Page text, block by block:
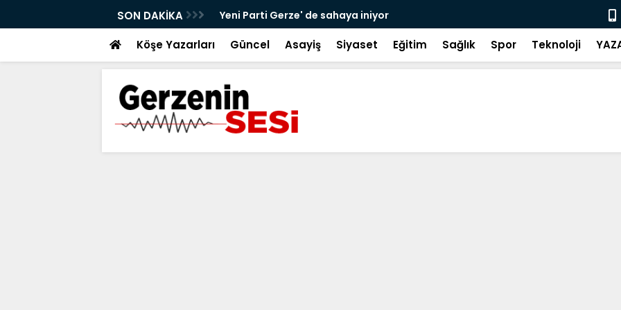
SON DAKİKA Yeni Parti Gerze' de sahaya iniyor
Gerze
Atık
Köşe Yazarları Güncel Asayiş Siyaset Eğitim Sağlık Spor Teknoloji